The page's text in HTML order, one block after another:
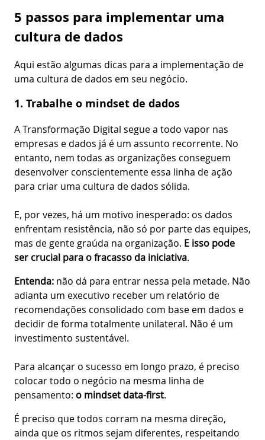
5 passos para implementar uma
cultura de dados
Aqui estão algumas dicas para a implementação de
uma cultura de dados em seu negócio.
1. Trabalhe o mindset de dados
A Transformação Digital segue a todo vapor nas
empresas e dados já é um assunto recorrente. No
entanto, nem todas as organizações conseguem
desenvolver conscientemente essa linha de ação
para criar uma cultura de dados sólida.
E, por vezes, há um motivo inesperado: os dados
enfrentam resistência, não só por parte das equipes,
mas de gente graúda na organização. E isso pode
ser crucial para o fracasso da iniciativa.
Entenda: não dá para entrar nessa pela metade. Não
adianta um executivo receber um relatório de
recomendações consolidado com base em dados e
decidir de forma totalmente unilateral. Não é um
investimento sustentável.
Para alcançar o sucesso em longo prazo, é preciso
colocar todo o negócio na mesma linha de
pensamento: o mindset data-first.
É preciso que todos corram na mesma direção,
ainda que os ritmos sejam diferentes, respeitando